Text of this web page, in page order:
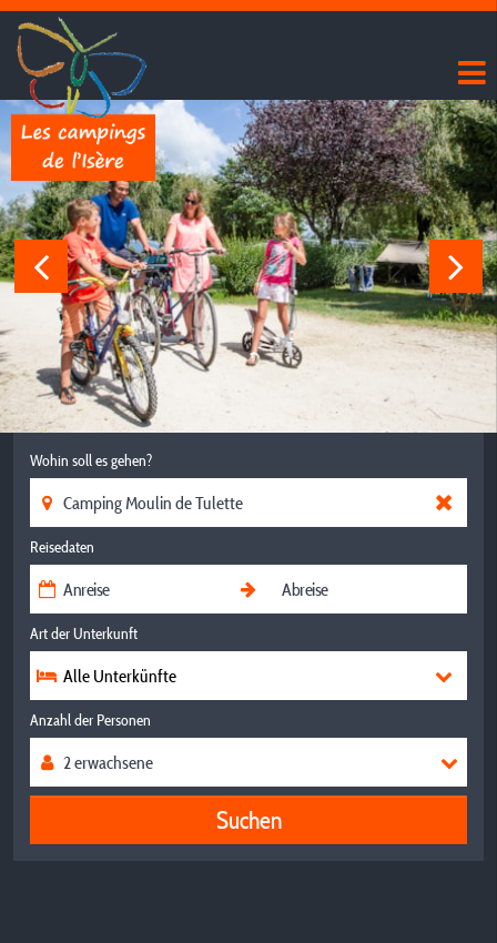
Wohin soll es gehen?
Reisedaten
Art der Unterkunft
Alle Unterkünfte
Anzahl der Personen
Suchen